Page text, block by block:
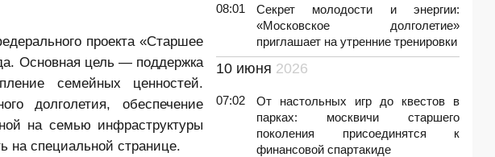
проекта «Старшее
Основная цель — поддержка
семейных ценностей.
долголетия, обеспечение
на семью инфраструктуры
на специальной странице.
08:01
Секрет молодости и энергии:
«Московское долголетие»
приглашает на утренние тренировки
10 июня 2026
07:02
От настольных игр до квестов в
парках: москвичи старшего
поколения присоединятся к
финансовой спартакиде